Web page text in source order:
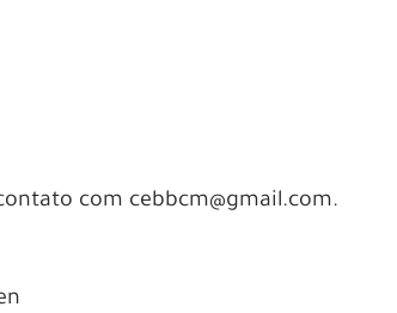
com cebbcm@gmail.com.